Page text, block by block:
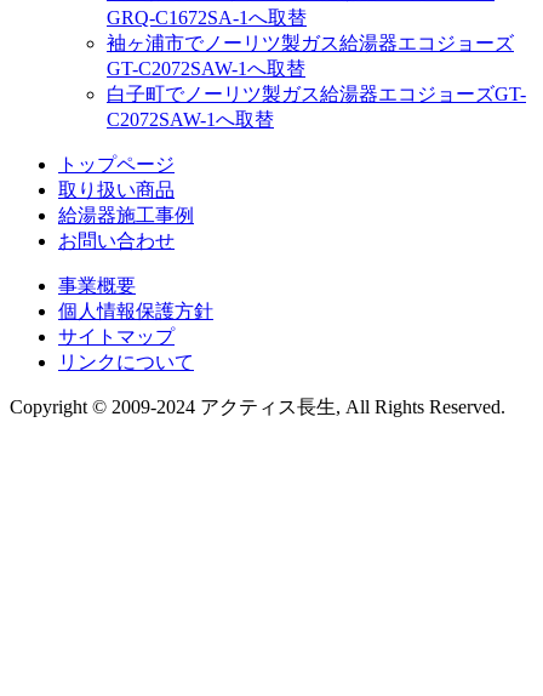
GRQ-C1672SA-1へ取替
袖ヶ浦市でノーリツ製ガス給湯器エコジョーズ
GT-C2072SAW-1へ取替
白子町でノーリツ製ガス給湯器エコジョーズGT-
C2072SAW-1へ取替
トップページ
取り扱い商品
給湯器施工事例
お問い合わせ
事業概要
個人情報保護方針
サイトマップ
リンクについて
Copyright © 2009-2024 アクティス長生, All Rights Reserved.